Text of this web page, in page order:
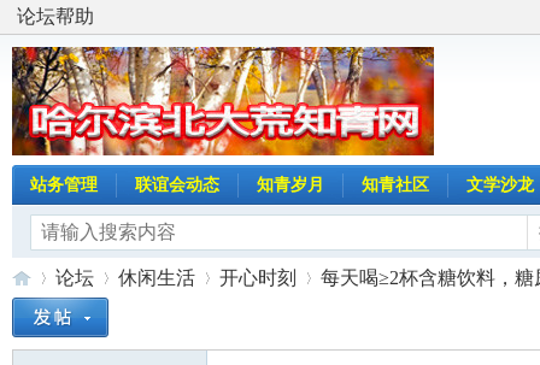
论坛帮助
站务管理 联谊会动态 知青岁月 知青社区 文学沙龙
论坛 休闲生活 开心时刻 每天喝≥2杯含糖饮料，